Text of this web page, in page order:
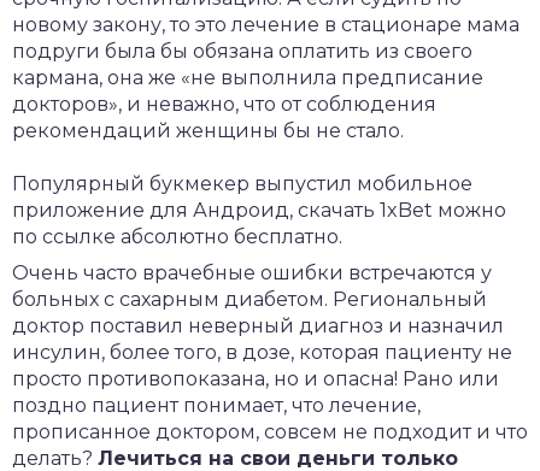
новому закону, то это лечение в стационаре мама
подруги была бы обязана оплатить из своего
кармана, она же «не выполнила предписание
докторов», и неважно, что от соблюдения
рекомендаций женщины бы не стало.
Популярный букмекер выпустил мобильное
приложение для Андроид, скачать 1xBet можно
по ссылке абсолютно бесплатно.
Очень часто врачебные ошибки встречаются у
больных с сахарным диабетом. Региональный
доктор поставил неверный диагноз и назначил
инсулин, более того, в дозе, которая пациенту не
просто противопоказана, но и опасна! Рано или
поздно пациент понимает, что лечение,
прописанное доктором, совсем не подходит и что
делать? Лечиться на свои деньги только